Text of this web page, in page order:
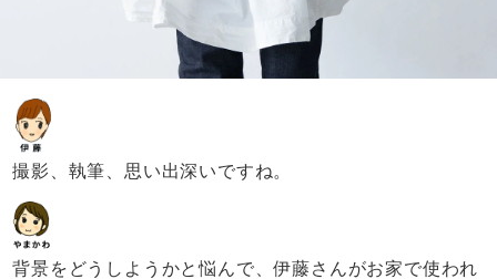
撮影、執筆、 思い出深いですね。
背景をどうしようかと悩んで、伊藤さんがお家で使われ